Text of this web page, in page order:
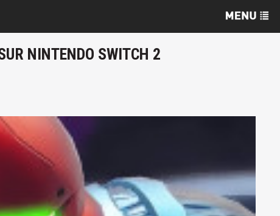
NINTENDO SWITCH 2